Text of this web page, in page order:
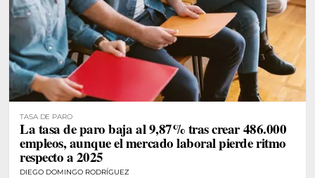
TASA DE PARO
La tasa de paro baja al 9,87% tras crear 486.000
empleos, aunque el mercado laboral pierde ritmo
respecto a 2025
DIEGO DOMINGO RODRÍGUEZ